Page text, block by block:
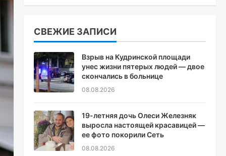
СВЕЖИЕ ЗАПИСИ
Взрыв на Кудринской площади
унес жизни пятерых людей — двое
скончались в больнице
08.08.2026
19-летняя дочь Олеси Железняк
выросла настоящей красавицей —
ее фото покорили Сеть
08.08.2026